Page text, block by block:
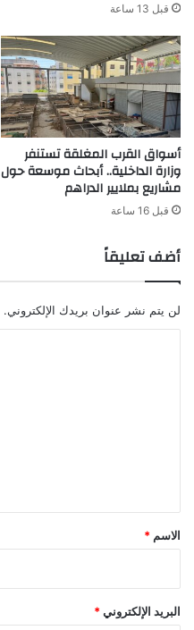
قبل 13 ساعة
أسواق القرب المغلقة تستنفر
وزارة الداخلية.. أبحاث موسعة حول
مشاريع بملايير الدراهم
قبل 16 ساعة
أضف تعليقاً
لن يتم نشر عنوان بريدك الإلكتروني.
*
الاسم *
البريد الإلكتروني*